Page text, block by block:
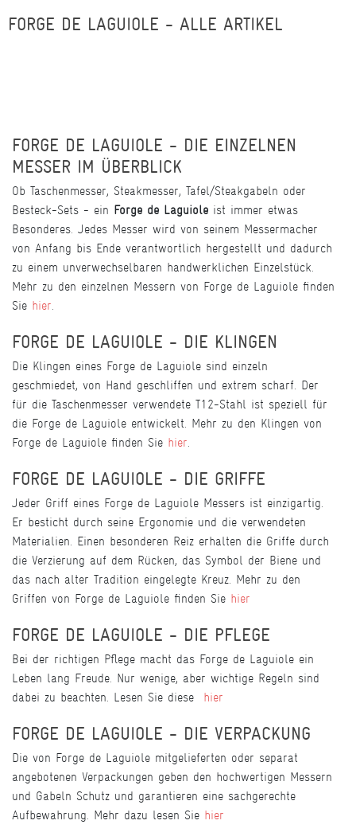
FORGE DE LAGUIOLE - ALLE ARTIKEL
FORGE DE LAGUIOLE - DIE EINZELNEN
MESSER IM ÜBERBLICK
Ob Taschenmesser, Steakmesser, Tafel/Steakgabeln oder
Besteck-Sets - ein Forge de Laguiole ist immer etwas
Besonderes. Jedes Messer wird von seinem Messermacher
von Anfang bis Ende verantwortlich hergestellt und dadurch
zu einem unverwechselbaren handwerklichen Einzelstück.
Mehr zu den einzelnen Messern von Forge de Laguiole finden
Sie hier
FORGE DE LAGUIOLE - DIE KLINGEN
Die Klingen eines Forge de Laguiole sind einzeln
geschmiedet, von Hand geschliffen und extrem scharf. Der
für die Taschenmesser verwendete T12-Stahl ist speziell für
die Forge de Laguiole entwickelt. Mehr zu den Klingen von
Forge de Laguiole finden Sie hier
FORGE DE LAGUIOLE - DIE GRIFFE
Jeder Griff eines Forge de Laguiole Messers ist einzigartig.
Er besticht durch seine Ergonomie und die verwendeten
Materialien. Einen besonderen Reiz erhalten die Griffe durch
die Verzierung auf dem Rücken, das Symbol der Biene und
das nach alter Tradition eingelegte Kreuz. Mehr zu den
Griffen von Forge de Laguiole finden Sie hier
FORGE DE LAGUIOLE - DIE PFLEGE
Bei der richtigen Pflege macht das Forge de Laguiole ein
Leben lang Freude. Nur wenige, aber wichtige Regeln sind
dabei zu beachten. Lesen Sie diese hier
FORGE DE LAGUIOLE - DIE VERPACKUNG
Die von Forge de Laguiole mitgelieferten oder separat
angebotenen Verpackungen geben den hochwertigen Messern
und Gabeln Schutz und garantieren eine sachgerechte
Aufbewahrung. Mehr dazu lesen Sie hier